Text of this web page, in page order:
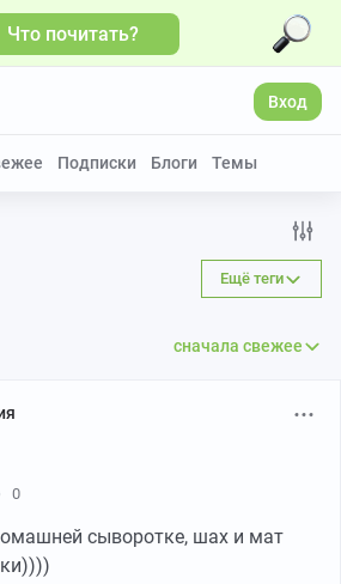
Что почитать?
Вход
Подписки Блоги Темы
Ещё теги
сначала свежее
0
сыворотке, шах и мат